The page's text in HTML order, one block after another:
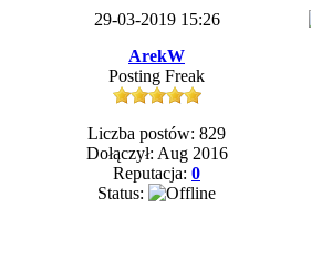
29-03-2019 15:26
ArekW
Posting Freak
Liczba postów: 829
Dołączył: Aug 2016
Reputacja: 0
Status: